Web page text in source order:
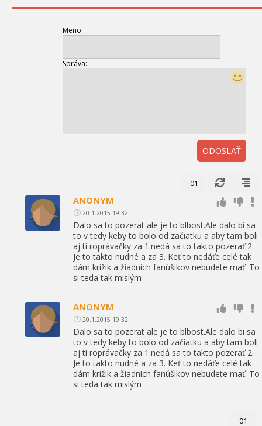
Meno:
Správa:
ODOSLAŤ
01
ANONYM
20.1.2015 19:32
Dalo sa to pozerat ale je to blbost.Ale dalo bi sa
to v tedy keby to bolo od začiatku a aby tam boli
aj ti roprávačky za 1.nedá sa to takto pozerať 2.
Je to takto nudné a za 3. Keť to nedáťe celé tak
dám križik a žiadnich fanúšikov nebudete mať. To
si teda tak mislým
ANONYM
20.1.2015 19:32
Dalo sa to pozerat ale je to blbost.Ale dalo bi sa
to v tedy keby to bolo od začiatku a aby tam boli
aj ti roprávačky za 1.nedá sa to takto pozerať 2.
Je to takto nudné a za 3. Keť to nedáťe celé tak
dám križik a žiadnich fanúšikov nebudete mať. To
si teda tak mislým
01